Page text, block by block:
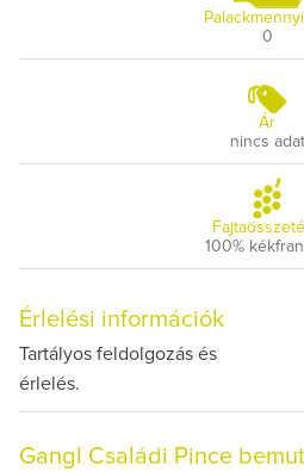
0
Ár
nincs adat
100%
Érlelési információk
Tartályos feldolgozás és
érlelés.
Gangl Családi Pince